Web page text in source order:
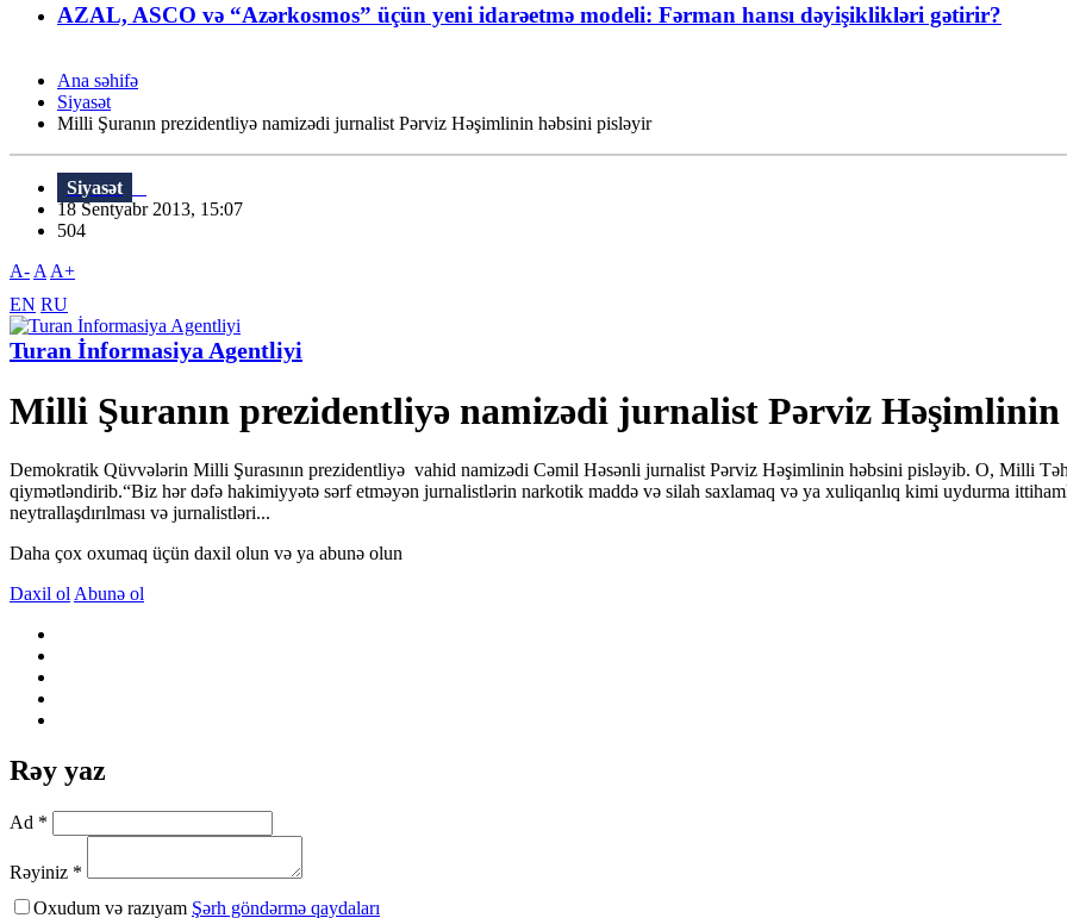
AZAL, ASCO və “Azərkosmos” üçün yeni idarəetmə modeli: Fərman hansı dəyişiklikləri gətirir?
Ana səhifə
Siyasət
Milli Şuranın prezidentliyə namizədi jurnalist Pərviz Həşimlinin həbsini pisləyir
Siyasət
18 Sentyabr 2013, 15:07
504
A- A A+
EN RU
Turan İnformasiya Agentliyi
Milli Şuranın prezidentliyə namizədi jurnalist Pərviz
Demokratik Qüvvələrin Milli Şurasının prezidentliyə vahid namizədi Cəmil Həsənli jurnalist Pərviz Həşimlinin həbsini pisləyib. O, Milli
qiymətləndirib.“Biz hər dəfə hakimiyyətə sərf etməyən jurnalistlərin narkotik maddə və silah saxlamaq və ya xuliqanlıq kimi uydurma
neytrallaşdırılması və jurnalistləri...
Daha çox oxumaq üçün daxil olun və ya abunə olun
Daxil ol Abunə ol
Rəy yaz
Ad *
Rəyiniz *
Oxudum və razıyam Şərh göndərmə qaydaları